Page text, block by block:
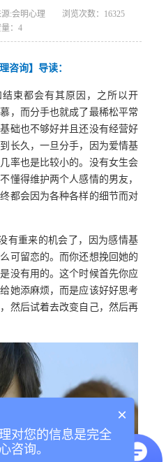
:会明心理
浏览次数：16325
：4
咨询】导读：
束都会有其原因，之所以开
，而分手也就成了最稀松平常
础也不够好并且还没有经营好
长久，一旦分手，因为爱情基
率也是比较小的。没有女生会
懂得维护两个人感情的男友，
都会因为各种各样的细节而对
有重来的机会了，因为感情基
可留恋的。而你还想挽回她的
没有用的。这个时候首先你应
她添麻烦，而是应该好好思考
然后试着去改变自己，然后再
×
对您的信息是完全
咨询。